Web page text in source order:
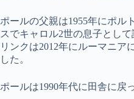
ポールの父親は1955年にポル
スでキャロル2世の息子とし
リンクは2012年にルーマニア
した。
ポールは1990年代に田舎に戻